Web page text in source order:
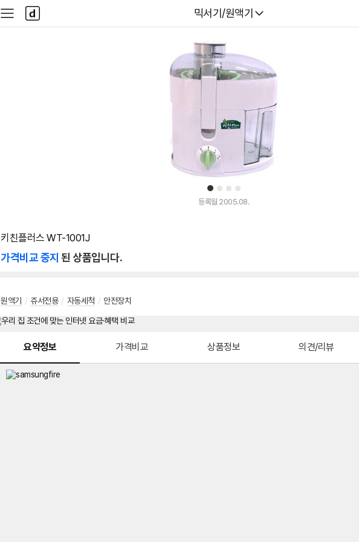
다나와
믹서기/원액기
사
이
다
나
와
1 2 3 4
등록월 2005.08.
키친플러스 WT-1001J
가격비교 중지 된 상품입니다.
원액기 / 쥬서전용 / 자동세척 / 안전장치
요약정보 가격비교 상품정보 의견/리뷰